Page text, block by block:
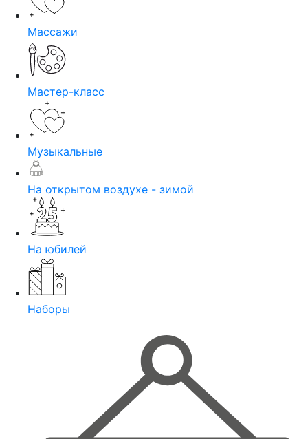
Массажи
Мастер-класс
Музыкальные
На открытом воздухе - зимой
На юбилей
Наборы